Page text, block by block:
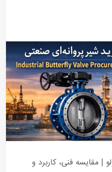
| مقایسه فنی، کاربرد و